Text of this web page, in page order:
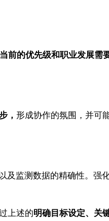
前的优先级和职业发展需
， 形成协作的氛围，并可
及监测数据的精确性。强
上述的明确目标设定、关